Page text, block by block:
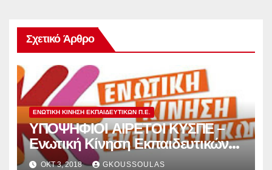
Σχετικό Άρθρο
ΕΝΩΤΙΚΗ ΚΙΝΗΣΗ ΕΚΠΑΙΔΕΥΤΙΚΩΝ Π.Ε.
ΥΠΟΨΗΦΙΟΙ ΑΙΡΕΤΟΙ ΚΥΣΠΕ –
Ενωτική Κίνηση Εκπαιδευτικών
Π.Ε.ΟΚΤ 3, 2018 GKOUSSOULAS